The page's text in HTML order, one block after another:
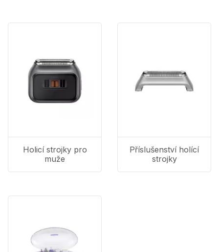
Holicí strojky pro
muže
Příslušenství holící
strojky